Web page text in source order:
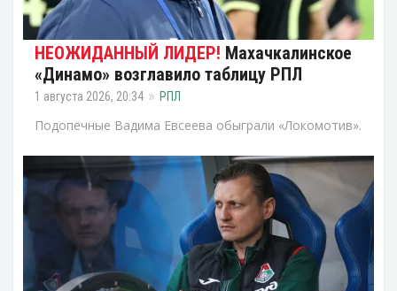
Махачкалинское
«Динамо» возглавило таблицу РПЛ
1 августа 2026, 20:34 РПЛ
Подопечные Вадима Евсеева обыграли «Локомотив».